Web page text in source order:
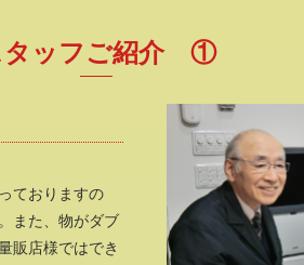
タッフご紹介 ①
ておりますの
また、物がダブ
販店様ではでき